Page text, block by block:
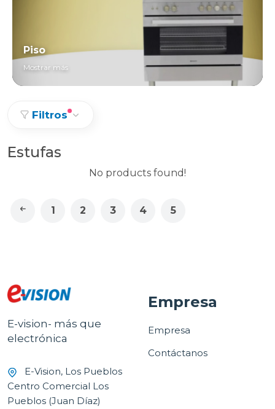
Piso
Mostrar más
Filtros
Estufas
No products found!
1 2 3 4 5
E-vision- más que
electrónica
E-Vision, Los Pueblos
Centro Comercial Los
Pueblos (Juan Díaz)
Empresa
Empresa
Contáctanos